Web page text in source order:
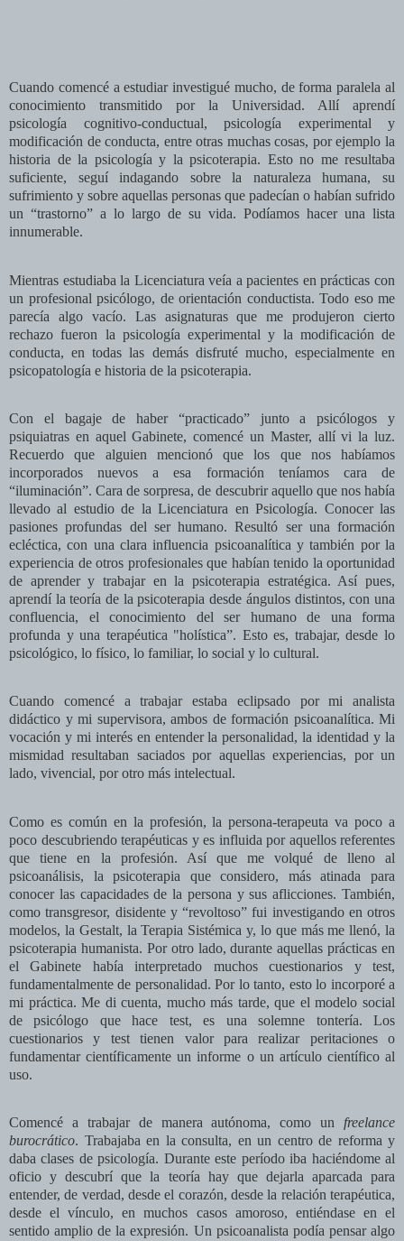
Cuando comencé a estudiar investigué mucho, de forma paralela al
conocimiento transmitido por la Universidad. Allí aprendí
psicología cognitivo-conductual, psicología experimental y
modificación de conducta, entre otras muchas cosas, por ejemplo la
historia de la psicología y la psicoterapia. Esto no me resultaba
suficiente, seguí indagando sobre la naturaleza humana, su
sufrimiento y sobre aquellas personas que padecían o habían sufrido
un “trastorno” a lo largo de su vida. Podíamos hacer una lista
innumerable.
Mientras estudiaba la Licenciatura veía a pacientes en prácticas con
un profesional psicólogo, de orientación conductista. Todo eso me
parecía algo vacío. Las asignaturas que me produjeron cierto
rechazo fueron la psicología experimental y la modificación de
conducta, en todas las demás disfruté mucho, especialmente en
psicopatología e historia de la psicoterapia.
Con el bagaje de haber “practicado” junto a psicólogos y
psiquiatras en aquel Gabinete, comencé un Master, allí vi la luz.
Recuerdo que alguien mencionó que los que nos habíamos
incorporados nuevos a esa formación teníamos cara de
“iluminación”. Cara de sorpresa, de descubrir aquello que nos había
llevado al estudio de la Licenciatura en Psicología. Conocer las
pasiones profundas del ser humano. Resultó ser una formación
ecléctica, con una clara influencia psicoanalítica y también por la
experiencia de otros profesionales que habían tenido la oportunidad
de aprender y trabajar en la psicoterapia estratégica. Así pues,
aprendí la teoría de la psicoterapia desde ángulos distintos, con una
confluencia, el conocimiento del ser humano de una forma
profunda y una terapéutica "holística”. Esto es, trabajar, desde lo
psicológico, lo físico, lo familiar, lo social y lo cultural.
Cuando comencé a trabajar estaba eclipsado por mi analista
didáctico y mi supervisora, ambos de formación psicoanalítica. Mi
vocación y mi interés en entender la personalidad, la identidad y la
mismidad resultaban saciados por aquellas experiencias, por un
lado, vivencial, por otro más intelectual.
Como es común en la profesión, la persona-terapeuta va poco a
poco descubriendo terapéuticas y es influida por aquellos referentes
que tiene en la profesión. Así que me volqué de lleno al
psicoanálisis, la psicoterapia que considero, más atinada para
conocer las capacidades de la persona y sus aflicciones. También,
como transgresor, disidente y “revoltoso” fui investigando en otros
modelos, la Gestalt, la Terapia Sistémica y, lo que más me llenó, la
psicoterapia humanista. Por otro lado, durante aquellas prácticas en
el Gabinete había interpretado muchos cuestionarios y test,
fundamentalmente de personalidad. Por lo tanto, esto lo incorporé a
mi práctica. Me di cuenta, mucho más tarde, que el modelo social
de psicólogo que hace test, es una solemne tontería. Los
cuestionarios y test tienen valor para realizar peritaciones o
fundamentar científicamente un informe o un artículo científico al
uso.
Comencé a trabajar de manera autónoma, como un freelance
burocrático. Trabajaba en la consulta, en un centro de reforma y
daba clases de psicología. Durante este período iba haciéndome al
oficio y descubrí que la teoría hay que dejarla aparcada para
entender, de verdad, desde el corazón, desde la relación terapéutica,
desde el vínculo, en muchos casos amoroso, entiéndase en el
sentido amplio de la expresión. Un psicoanalista podía pensar algo